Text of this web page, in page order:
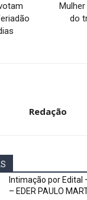
do
Redação
Intimação por Edital
– EDER PAULO